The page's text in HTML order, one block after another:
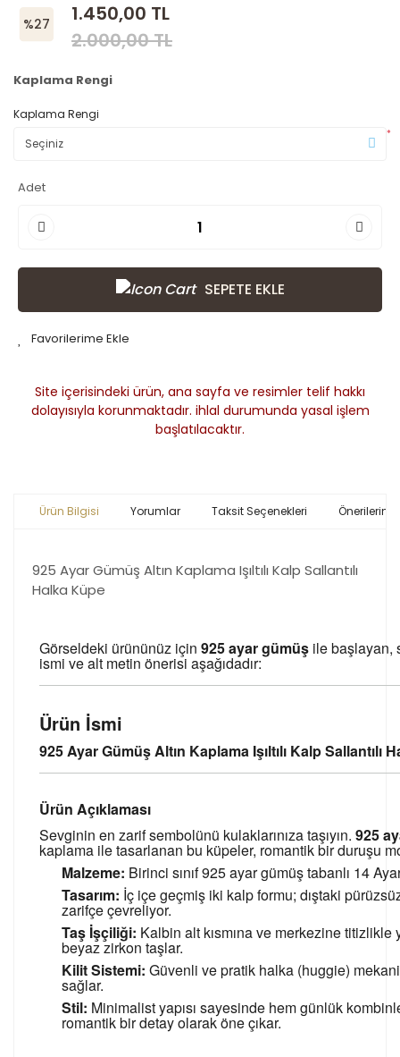
%27
1.450,00 TL
2.000,00 TL
Kaplama Rengi
Kaplama Rengi
*
Adet
SEPETE EKLE
Site içerisindeki ürün, ana sayfa ve resimler telif hakkı
dolayısıyla korunmaktadır. ihlal durumunda yasal işlem
başlatılacaktır.
Ürün Bilgisi Yorumlar Taksit Seçenekleri Önerileriniz
925 Ayar Gümüş Altın Kaplama Işıltılı Kalp Sallantılı
Halka Küpe
Görseldeki ürününüz için 925 ayar gümüş ile başlayan,
ismi ve alt metin önerisi aşağıdadır:
Ürün İsmi
925 Ayar Gümüş Altın Kaplama Işıltılı Kalp Sallantılı
Ürün Açıklaması
Sevginin en zarif sembolünü kulaklarınıza taşıyın. 925
kaplama ile tasarlanan bu küpeler, romantik bir duruşu
Malzeme: Birinci sınıf 925 ayar gümüş tabanlı 14
Tasarım: İç içe geçmiş iki kalp formu; dıştaki
zarifçe çevreliyor.
Taş İşçiliği: Kalbin alt kısmına ve merkezine titizlikle
beyaz zirkon taşlar.
Kilit Sistemi: Güvenli ve pratik halka (huggie)
sağlar.
Stil: Minimalist yapısı sayesinde hem günlük
romantik bir detay olarak öne çıkar.